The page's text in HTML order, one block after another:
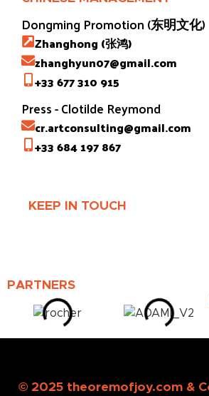
Dongming Promotion (东明文化)
Zhanghong (张鸿)
zhanghyun07@gmail.com
+33 677 310 915
Press - Clotilde Reymond
cr.artconsulting@gmail.com
+33 684 197 867
KEEP IN TOUCH
PARTNERS
© 2025 theoremofjoy.com &